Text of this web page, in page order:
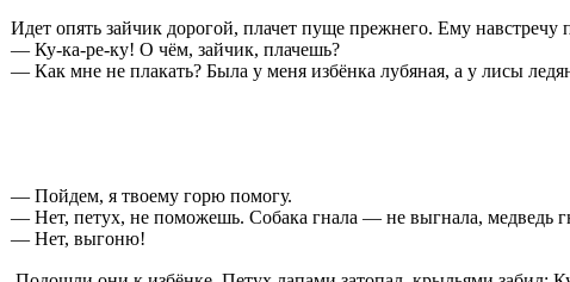
Идет опять зайчик дорогой, плачет пуще прежнего. Ему навстречу
— Ку-ка-ре-ку! О чём, зайчик, плачешь?
— Как мне не плакать? Была у меня избёнка лубяная, а у лисы
— Пойдем, я твоему горю помогу.
— Нет, петух, не поможешь. Собака гнала — не выгнала, медведь
— Нет, выгоню!